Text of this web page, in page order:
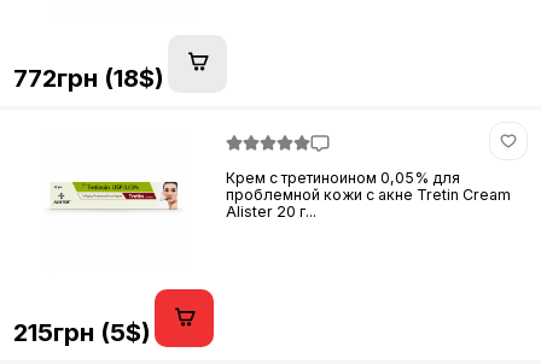
772грн (18$)
Крем с третиноином 0,05% для
проблемной кожи с акне Tretin Cream
Alister 20 г...
215грн (5$)